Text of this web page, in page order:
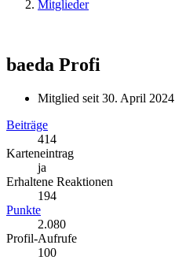
Mitglieder
baeda Profi
Mitglied seit 30. April 2024
Beiträge
414
Karteneintrag
ja
Erhaltene Reaktionen
194
Punkte
2.080
Profil-Aufrufe
100